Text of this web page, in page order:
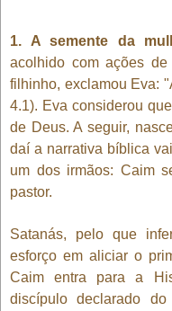
1. A semente da
acolhido com ações
filhinho, exclamou Eva:
4.1). Eva considerou
de Deus. A seguir,
daí a narrativa bíblica
um dos irmãos: Caim
pastor.
Satanás, pelo que
esforço em aliciar o
Caim entra para a
discípulo declarado